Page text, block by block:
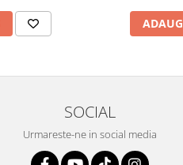
SOCIAL
Urmareste-ne in social media